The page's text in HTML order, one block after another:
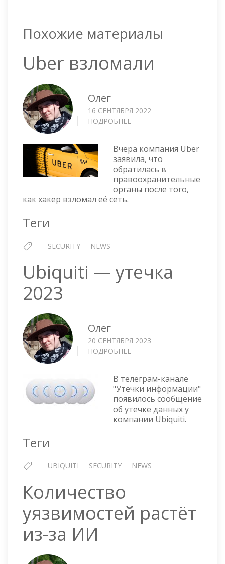
Похожие материалы
Uber взломали
Олег
16 СЕНТЯБРЯ 2022
ПОДРОБНЕЕ
Вчера компания Uber
заявила, что
обратилась в
правоохранительные
органы после того,
как хакер взломал её сеть.
Теги
SECURITY NEWS
Ubiquiti — утечка
2023
Олег
20 СЕНТЯБРЯ 2023
ПОДРОБНЕЕ
УТЕЧКА
2023
В телеграм-канале
"Утечки информации"
появилось сообщение
об утечке данных у
компании Ubiquiti.
Теги
UBIQUITI SECURITY NEWS
Количество
уязвимостей растёт
из-за ИИ